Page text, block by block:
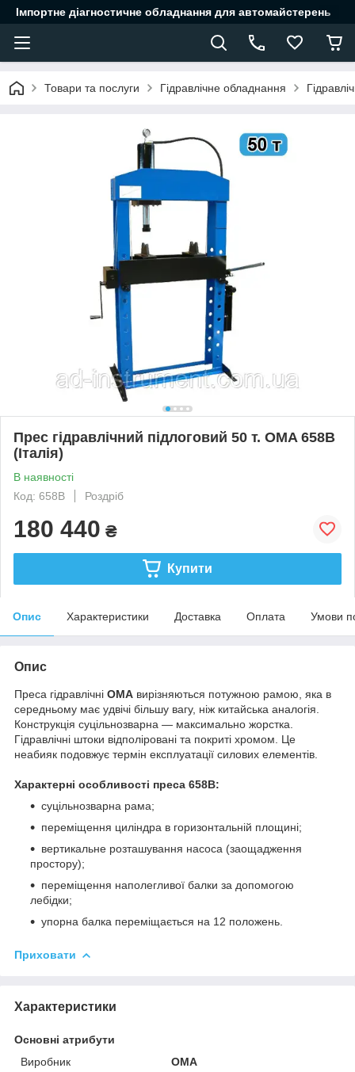
Імпортне діагностичне обладнання для автомайстерень
Товари та послуги Гідравлічне обладнання
Прес гідравлічний підлоговий 50 т. OMA 658B
(Італія)
В наявності
Код: 658B
Роздріб
180 440 ₴
Купити
Опис Характеристики Доставка Оплата Умови
Опис
Преса гідравлічні OMA вирізняються потужною рамою, яка в
середньому має удвічі більшу вагу, ніж китайська аналогія.
Конструкція суцільнозварна — максимально жорстка.
Гідравлічні штоки відполіровані та покриті хромом. Це
неабияк подовжує термін експлуатації силових елементів.
Характерні особливості преса 658B:
суцільнозварна рама;
переміщення циліндра в горизонтальній площині;
вертикальне розташування насоса (заощадження
простору);
переміщення наполегливої балки за допомогою
лебідки;
упорна балка переміщається на 12 положень.
Приховати
Характеристики
Основні атрибути
Виробник
OMA